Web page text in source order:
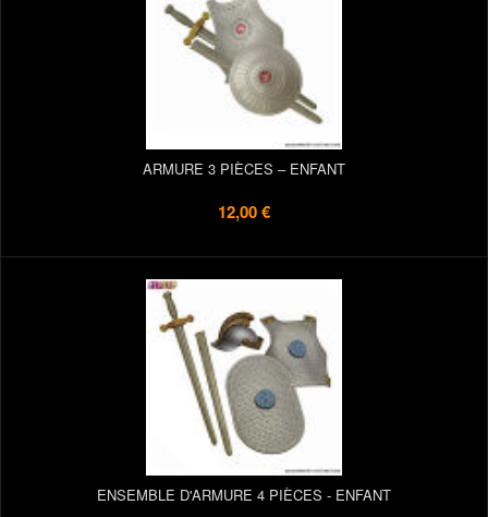
ARMURE 3 PIÈCES – ENFANT
12,00 €
ENSEMBLE D'ARMURE 4 PIÈCES - ENFANT